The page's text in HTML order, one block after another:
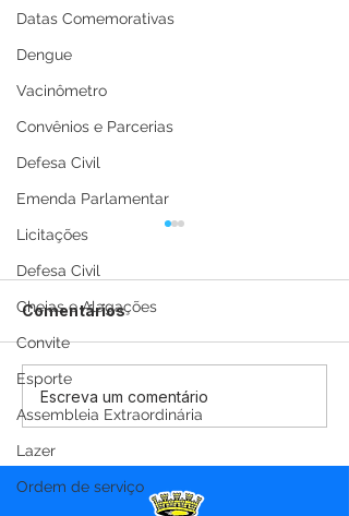
Datas Comemorativas
Dengue
Vacinômetro
Convênios e Parcerias
Defesa Civil
Emenda Parlamentar
Licitações
Defesa Civil
Cheias e Alagações
Convite
Esporte
Assembleia Extraordinária
Lazer
Ordem de serviço
12 de junho: Feliz Dia
dos Namorados!
Comentários
Escreva um comentário